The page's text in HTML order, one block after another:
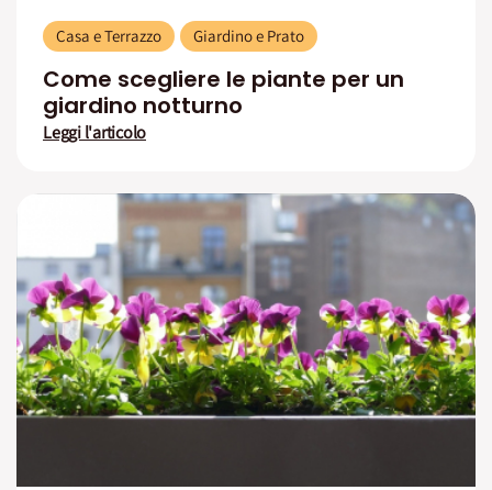
Casa e Terrazzo Giardino e Prato
Come scegliere le piante per un
giardino notturno
Leggi l'articolo